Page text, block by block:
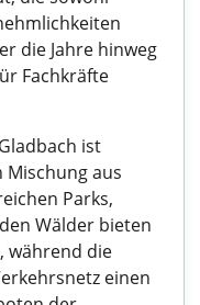
die Jahre hinweg
Fachkräfte
ist
aus
Parks,
Wälder bieten
während die
einen